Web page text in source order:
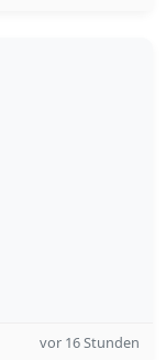
vor 16 Stunden